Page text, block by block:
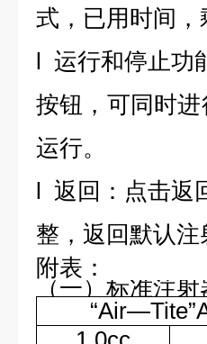
式，已用时间
l 运行和停止功
按钮，可同时
运行。
l 返回： 点击返
整，返回默认注
附表：
（一）标准注射